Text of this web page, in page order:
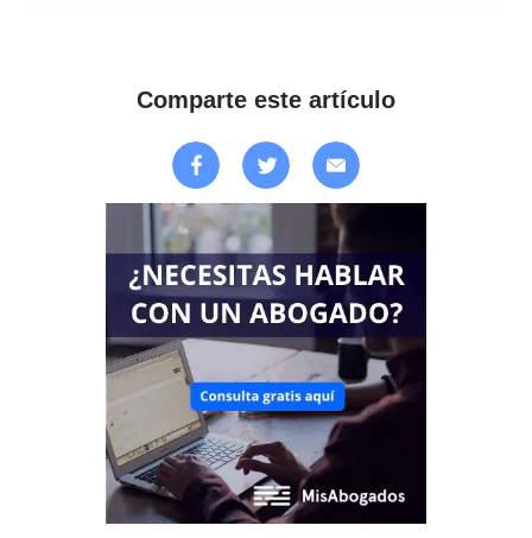
Comparte este artículo